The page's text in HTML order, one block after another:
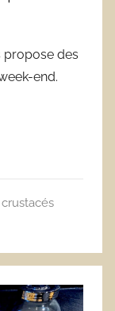
propose des
end.